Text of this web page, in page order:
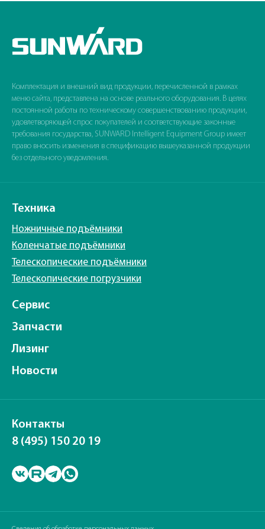
Комплектация и внешний вид продукции, перечисленной в рамках
меню сайта, представлена на основе реального оборудования. В целях
постоянной работы по техническому совершенствованию продукции,
удовлетворяющей спрос покупателей и соответствующие законные
требования государства, SUNWARD Intelligent Equipment Group имеет
право вносить изменения в спецификацию вышеуказанной продукции
без отдельного уведомления.
Техника
Ножничные подъёмники
Коленчатые подъёмники
Телескопические подъёмники
Телескопические погрузчики
Сервис
Запчасти
Лизинг
Новости
Контакты
8 (495) 150 20 19